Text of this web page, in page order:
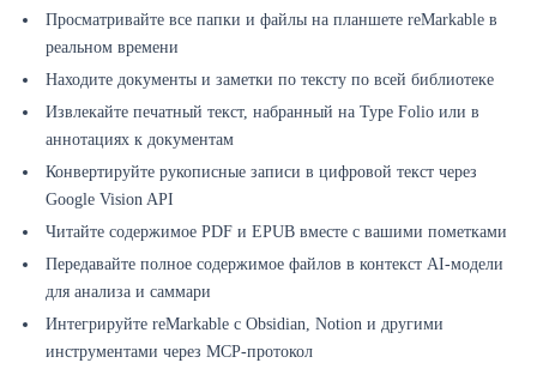
Просматривайте все папки и файлы на планшете reMarkable в
реальном времени
Находите документы и заметки по тексту по всей библиотеке
Извлекайте печатный текст, набранный на Type Folio или в
аннотациях к документам
Конвертируйте рукописные записи в цифровой текст через
Google Vision API
Читайте содержимое PDF и EPUB вместе с вашими пометками
Передавайте полное содержимое файлов в контекст AI-модели
для анализа и саммари
Интегрируйте reMarkable с Obsidian, Notion и другими
инструментами через MCP-протокол